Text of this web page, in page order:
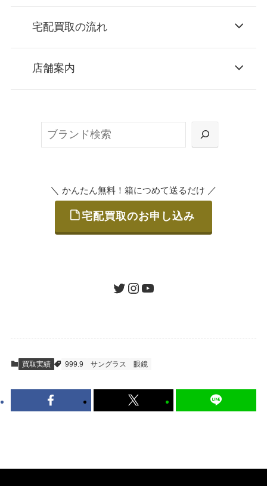
宅配買取の流れ
お申込み
または梱包材不要の「集荷申込」からお選び
ご発送
査定結果のご承認 / 入金
到着即日に査定いたします。買取金額にご納
得いただければ、最短即日の入金が可能で
店舗案内
＼ かんたん無料！箱につめて送るだけ ／
宅配買取のお申し込み
ツイッターインスタグラムユーチューブ
買取実績 999.9 サングラス 眼鏡